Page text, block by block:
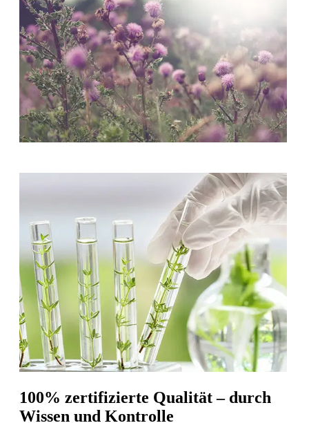
100% zertifizierte Qualität – durch
Wissen und Kontrolle